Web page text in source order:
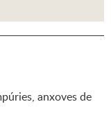
anxoves de